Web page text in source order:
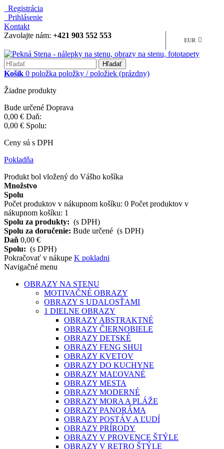
Registrácia
Prihlásenie
Kontakt
Zavolajte nám: +421 903 552 553
EUR
Hľadať
Košík 0 položka položky / položiek (prázdny)
Žiadne produkty
Bude určené Doprava
0,00 € Daň:
0,00 € Spolu:
Ceny sú s DPH
Pokladňa
Produkt bol vložený do Vášho košíka
Množstvo
Spolu
Počet produktov v nákupnom košíku: 0 Počet produktov v
nákupnom košíku: 1
Spolu za produkty: (s DPH)
Spolu za doručenie: Bude určené (s DPH)
Daň 0,00 €
Spolu: (s DPH)
Pokračovať v nákupe K pokladni
Navigačné menu
OBRAZY NA STENU
MOTIVAČNÉ OBRAZY
OBRAZY S UDALOSŤAMI
1 DIELNE OBRAZY
OBRAZY ABSTRAKTNÉ
OBRAZY ČIERNOBIELE
OBRAZY DETSKÉ
OBRAZY FENG SHUI
OBRAZY KVETOV
OBRAZY DO KUCHYNE
OBRAZY MAĽOVANÉ
OBRAZY MESTA
OBRAZY MODERNÉ
OBRAZY MORA A PLÁŽE
OBRAZY PANORÁMA
OBRAZY POSTÁV A ĽUDÍ
OBRAZY PRÍRODY
OBRAZY V PROVENCE ŠTÝLE
OBRAZY V RETRO ŠTÝLE